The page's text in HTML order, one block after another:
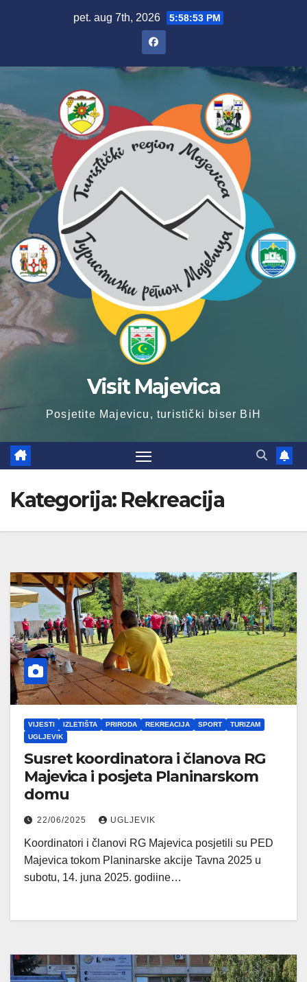
pet. aug 7th, 2026 5:58:54 PM
Visit Majevica
Posjetite Majevicu, turistički biser BiH
Kategorija: Rekreacija
VIJESTI IZLETIŠTA PRIRODA REKREACIJA SPORT
TURIZAM
UGLJEVIK
Susret koordinatora i članova RG
Majevica i posjeta Planinarskom
domu
22/06/2025 UGLJEVIK
Koordinatori i članovi RG Majevica posjetili su PED
Majevica tokom Planinarske akcije Tavna 2025 u
subotu, 14. juna 2025. godiine…